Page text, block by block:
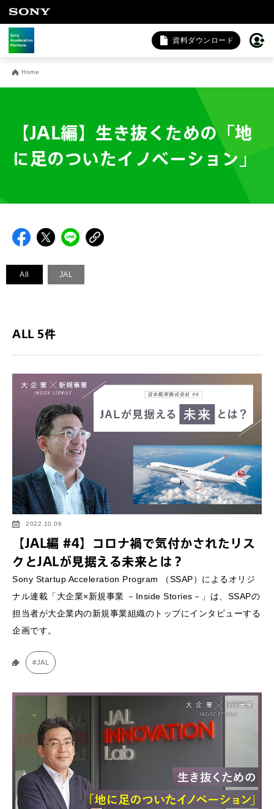
資料ダウンロード
Home
【JAL編】生き抜くための「地
に足のついたイノベーション」
All JAL
ALL 5件
2022.10.06
【JAL編 #4】コロナ禍で気付かされたリス
クとJALが見据える未来とは？
Sony Startup Acceleration Program （SSAP）によるオリジ
ナル連載「大企業×新規事業 －Inside Stories－」は、SSAPの
担当者が大企業内の新規事業組織のトップにインタビューする
企画です。
#JAL
お問い合わせ
法人向けサービスに関するご相談・お問い合わせは以下のボタ
ンからお願いします（外部サイトにジャンプします）。
法人お問い合わせ
FAQ&個人お問い合わせは以下のボタンからお願いします。